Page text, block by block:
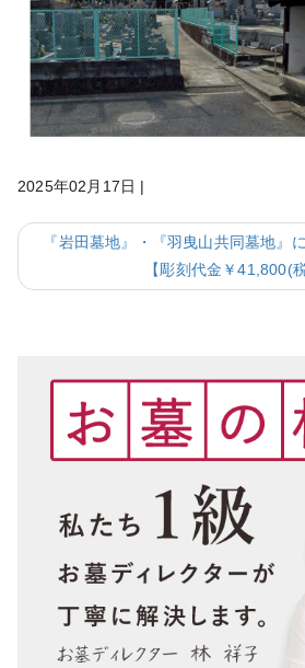
2025年02月17日 |
『岩田墓地』・『羽曳山共同墓地』
【彫刻代金￥41,800(